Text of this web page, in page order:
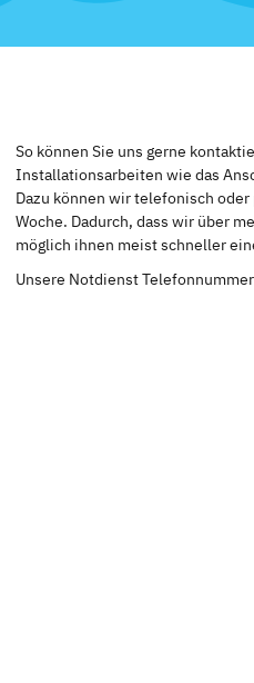
So können Sie uns gerne
Installationsarbeiten wie das
Dazu können wir telefonisch
Woche. Dadurch, dass wir über
möglich ihnen meist schneller
Unsere Notdienst